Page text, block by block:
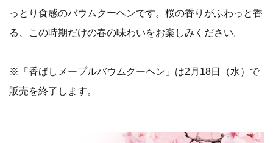
っとり食感のバウムクーヘンです。桜の香りがふわっと香
る、この時期だけの春の味わいをお楽しみください。
※「香ばしメープルバウムクーヘン」は2月18日（水）で
販売を終了します。